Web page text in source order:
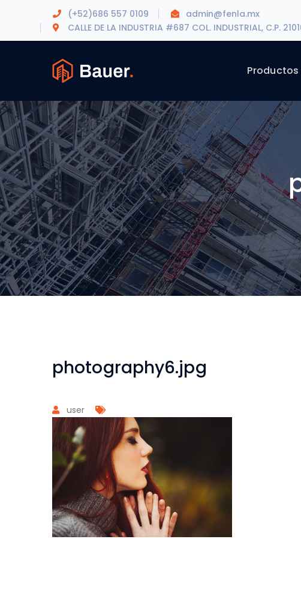
(+52)686 557 0109
admin@fenla.mx
CALLE DE LA INDUSTRIA #687 COL. INDUSTRIAL, C.P.
Productos
photography6.jpg
user